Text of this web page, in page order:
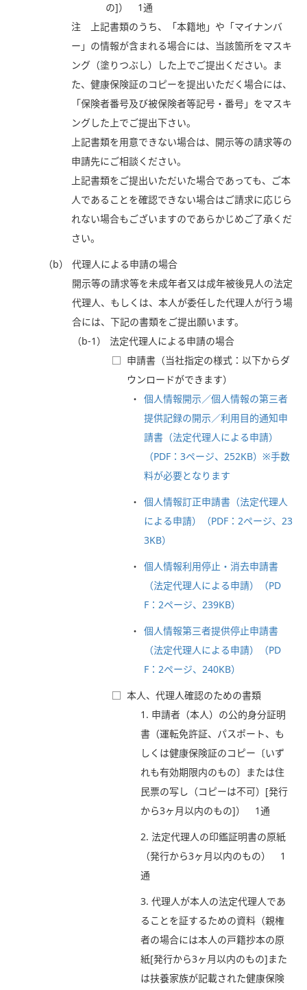
の]） 1通
注 上記書類のうち、「本籍地」や「マイナンバ
ー」の情報が含まれる場合には、当該箇所をマスキ
ング（塗りつぶし）した上でご提出ください。ま
た、健康保険証のコピーを提出いただく場合には、
「保険者番号及び被保険者等記号・番号」をマスキ
ングした上でご提出下さい。
上記書類を用意できない場合は、開示等の請求等の
申請先にご相談ください。
上記書類をご提出いただいた場合であっても、ご本
人であることを確認できない場合はご請求に応じら
れない場合もございますのであらかじめご了承くだ
さい。
（b）
代理人による申請の場合
開示等の請求等を未成年者又は成年被後見人の法定
代理人、もしくは、本人が委任した代理人が行う場
合には、下記の書類をご提出願います。
（b-1）
法定代理人による申請の場合
□ 申請書（当社指定の様式：以下からダ
ウンロードができます）
個人情報開示／個人情報の第三者
提供記録の開示／利用目的通知申
請書（法定代理人による申請）
（PDF：3ページ、252KB）※手数
料が必要となります
個人情報訂正申請書（法定代理人
による申請）（PDF：2ページ、23
3KB）
個人情報利用停止・消去申請書
（法定代理人による申請）（PD
F：2ページ、239KB）
個人情報第三者提供停止申請書
（法定代理人による申請）（PD
F：2ページ、240KB）
□ 本人、代理人確認のための書類
1. 申請者（本人）の公的身分証明
書（運転免許証、パスポート、も
しくは健康保険証のコピー〔いず
れも有効期限内のもの〕または住
民票の写し（コピーは不可）[発行
から3ヶ月以内のもの]） 1通
2. 法定代理人の印鑑証明書の原紙
（発行から3ヶ月以内のもの） 1
通
3. 代理人が本人の法定代理人であ
ることを証するための資料（親権
者の場合には本人の戸籍抄本の原
紙[発行から3ヶ月以内のもの]また
は扶養家族が記載された健康保険